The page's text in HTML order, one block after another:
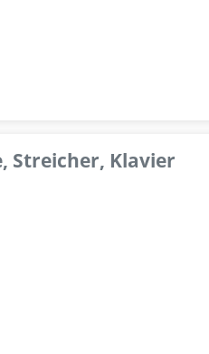
Streicher, Klavier